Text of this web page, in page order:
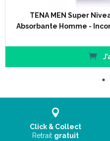
Caractéristiques :
TENA MEN Super
Absorbante Homme -
Click & Collect
Retrait gratuit